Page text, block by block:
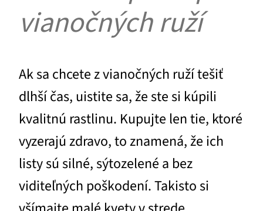
vianočných ruží
Ak sa chcete z vianočných ruží tešiť
dlhší čas, uistite sa, že ste si kúpili
kvalitnú rastlinu. Kupujte len tie, ktoré
vyzerajú zdravo, to znamená, že ich
listy sú silné, sýtozelené a bez
viditeľných poškodení. Takisto si